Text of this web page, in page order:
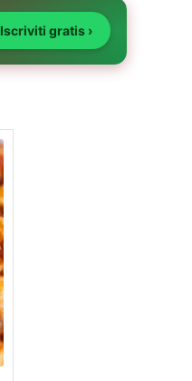
Iscriviti gratis ›